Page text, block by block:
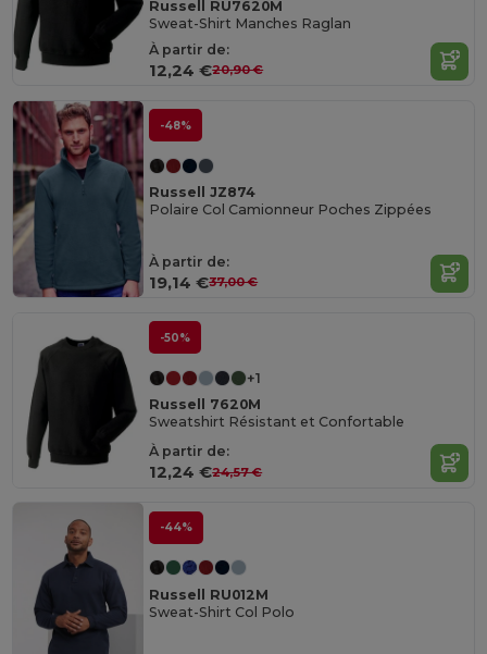
Russell RU7620M
Sweat-Shirt Manches Raglan
À partir de:
12,24 €20,90 €
-48%
Russell JZ874
Polaire Col Camionneur Poches Zippées
À partir de:
19,14 €37,00 €
-50%
+1
Russell 7620M
Sweatshirt Résistant et Confortable
À partir de:
12,24 €24,57 €
-44%
Russell RU012M
Sweat-Shirt Col Polo